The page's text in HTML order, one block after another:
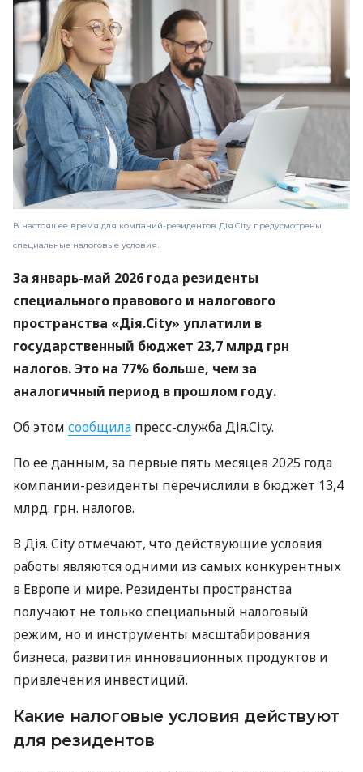
В настоящее время для компаний-резидентов Дія.City предусмотрены
специальные налоговые условия.
За январь-май 2026 года резиденты
специального правового и налогового
пространства «Дія.City» уплатили в
государственный бюджет 23,7 млрд грн
налогов. Это на 77% больше, чем за
аналогичный период в прошлом году.
Об этом сообщила пресс-служба Дія.City.
По ее данным, за первые пять месяцев 2025 года
компании-резиденты перечислили в бюджет 13,4
млрд. грн. налогов.
В Дія. City отмечают, что действующие условия
работы являются одними из самых конкурентных
в Европе и мире. Резиденты пространства
получают не только специальный налоговый
режим, но и инструменты масштабирования
бизнеса, развития инновационных продуктов и
привлечения инвестиций.
Какие налоговые условия действуют
для резидентов